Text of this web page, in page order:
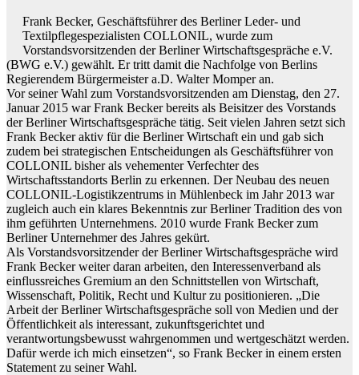
Frank Becker, Geschäftsführer des Berliner Leder- und
Textilpflegespezialisten COLLONIL, wurde zum
Vorstandsvorsitzenden der Berliner Wirtschaftsgespräche e.V.
(BWG e.V.) gewählt. Er tritt damit die Nachfolge von Berlins
Regierendem Bürgermeister a.D. Walter Momper an.
Vor seiner Wahl zum Vorstandsvorsitzenden am Dienstag, den 27.
Januar 2015 war Frank Becker bereits als Beisitzer des Vorstands
der Berliner Wirtschaftsgespräche tätig. Seit vielen Jahren setzt sich
Frank Becker aktiv für die Berliner Wirtschaft ein und gab sich
zudem bei strategischen Entscheidungen als Geschäftsführer von
COLLONIL bisher als vehementer Verfechter des
Wirtschaftsstandorts Berlin zu erkennen. Der Neubau des neuen
COLLONIL-Logistikzentrums in Mühlenbeck im Jahr 2013 war
zugleich auch ein klares Bekenntnis zur Berliner Tradition des von
ihm geführten Unternehmens. 2010 wurde Frank Becker zum
Berliner Unternehmer des Jahres gekürt.
Als Vorstandsvorsitzender der Berliner Wirtschaftsgespräche wird
Frank Becker weiter daran arbeiten, den Interessenverband als
einflussreiches Gremium an den Schnittstellen von Wirtschaft,
Wissenschaft, Politik, Recht und Kultur zu positionieren. „Die
Arbeit der Berliner Wirtschaftsgespräche soll von Medien und der
Öffentlichkeit als interessant, zukunftsgerichtet und
verantwortungsbewusst wahrgenommen und wertgeschätzt werden.
Dafür werde ich mich einsetzen“, so Frank Becker in einem ersten
Statement zu seiner Wahl.